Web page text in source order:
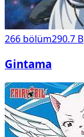
266 bölüm290.7 B
Gintama